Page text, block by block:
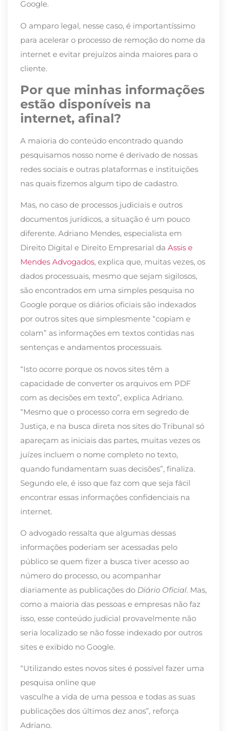
Google.
O amparo legal, nesse caso, é importantíssimo
para acelerar o processo de remoção do nome da
internet e evitar prejuízos ainda maiores para o
cliente.
Por que minhas informações
estão disponíveis na
internet, afinal?
A maioria do conteúdo encontrado quando
pesquisamos nosso nome é derivado de nossas
redes sociais e outras plataformas e instituições
nas quais fizemos algum tipo de cadastro.
Mas, no caso de processos judiciais e outros
documentos jurídicos, a situação é um pouco
diferente. Adriano Mendes, especialista em
Direito Digital e Direito Empresarial da Assis e
Mendes Advogados, explica que, muitas vezes, os
dados processuais, mesmo que sejam sigilosos,
são encontrados em uma simples pesquisa no
Google porque os diários oficiais são indexados
por outros sites que simplesmente “copiam e
colam” as informações em textos contidas nas
sentenças e andamentos processuais.
“Isto ocorre porque os novos sites têm a
capacidade de converter os arquivos em PDF
com as decisões em texto”, explica Adriano.
“Mesmo que o processo corra em segredo de
Justiça, e na busca direta nos sites do Tribunal só
apareçam as iniciais das partes, muitas vezes os
juízes incluem o nome completo no texto,
quando fundamentam suas decisões”, finaliza.
Segundo ele, é isso que faz com que seja fácil
encontrar essas informações confidenciais na
internet.
O advogado ressalta que algumas dessas
informações poderiam ser acessadas pelo
público se quem fizer a busca tiver acesso ao
número do processo, ou acompanhar
diariamente as publicações do Diário Oficial. Mas,
como a maioria das pessoas e empresas não faz
isso, esse conteúdo judicial provavelmente não
seria localizado se não fosse indexado por outros
sites e exibido no Google.
“Utilizando estes novos sites é possível fazer uma
pesquisa online que
vasculhe a vida de uma pessoa e todas as suas
publicações dos últimos dez anos”, reforça
Adriano.